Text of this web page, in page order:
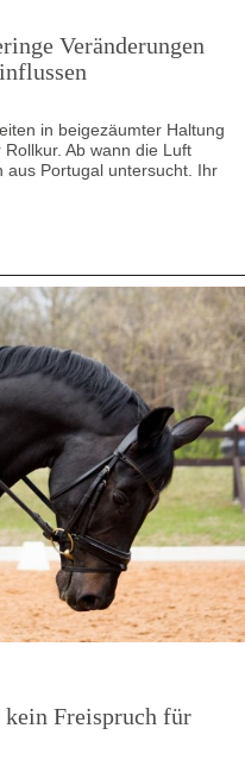
Veränderungen
in beigezäumter Haltung
Ab wann die Luft
aus Portugal untersucht. Ihr
Freispruch für